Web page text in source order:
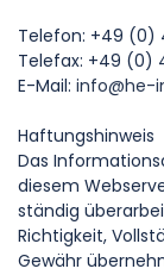
Telefon: +49 (0)
Telefax: +49 (0)
E-Mail: info@he-
Haftungshinweis
Das
diesem
ständig
Richtigkeit,
Gewähr